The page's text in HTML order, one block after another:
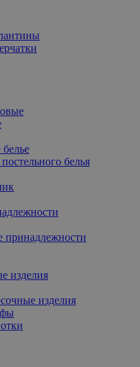
белья
принадлежности
изделия
изделия